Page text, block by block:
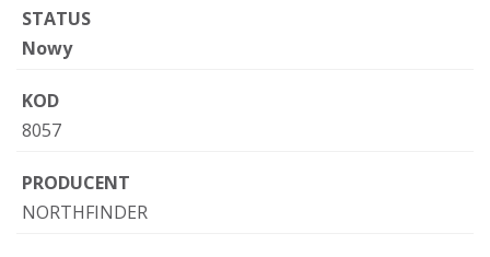
STATUS
Nowy
KOD
8057
PRODUCENT
NORTHFINDER